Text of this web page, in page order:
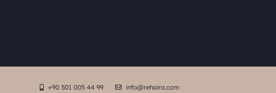
+90 501 005 44 99 info@rehaira.com